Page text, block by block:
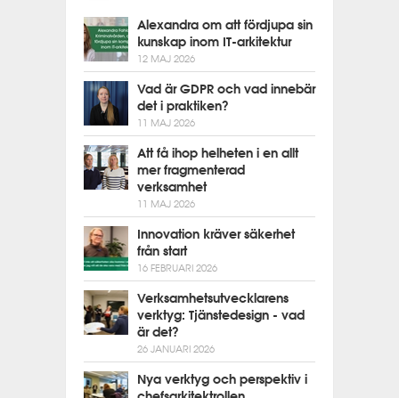
Alexandra om att fördjupa sin
kunskap inom IT-arkitektur
12 MAJ 2026
Vad är GDPR och vad innebär
det i praktiken?
11 MAJ 2026
Att få ihop helheten i en allt
mer fragmenterad
verksamhet
11 MAJ 2026
Innovation kräver säkerhet
från start
16 FEBRUARI 2026
Verksamhetsutvecklarens
verktyg: Tjänstedesign - vad
är det?
26 JANUARI 2026
Nya verktyg och perspektiv i